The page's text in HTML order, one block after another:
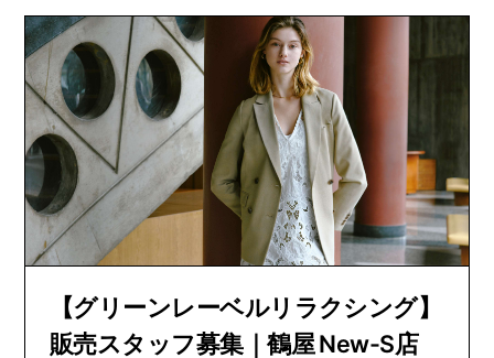
【グリーンレーベルリラクシング】
販売スタッフ募集｜鶴屋 New-S店